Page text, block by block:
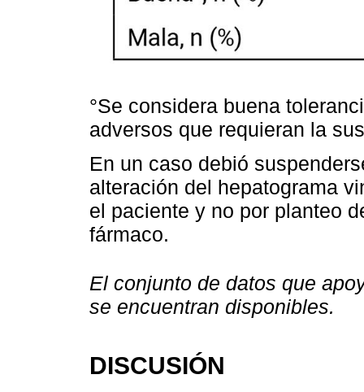
°Se considera buena
adversos que requieran la
En un caso debió
alteración del hepatograma
el paciente y no por planteo
fármaco.
El conjunto de datos que
se encuentran disponibles.
DISCUSIÓN